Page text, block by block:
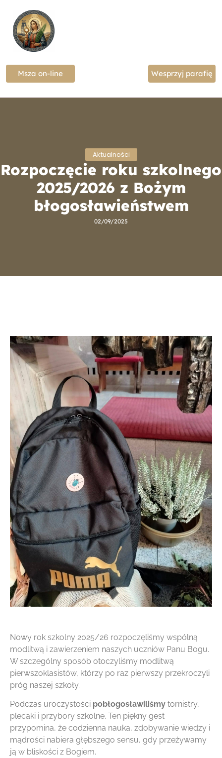
Msza on-line Wesprzyj parafię
Aktualności
Rozpoczęcie roku szkolnego
2025/2026 z Bożym
błogosławieństwem
02/09/2025
Nowy rok szkolny 2025/26 rozpoczęliśmy wspólną
modlitwą i zawierzeniem naszych uczniów Panu Bogu.
W szczególny sposób otoczyliśmy modlitwą
pierwszoklasistów, którzy po raz pierwszy przekroczyli
próg naszej szkoły.
Podczas uroczystości pobłogosławiliśmy tornistry,
plecaki i przybory szkolne. Ten piękny gest
przypomina, że codzienna nauka, zdobywanie wiedzy i
mądrości nabiera głębszego sensu, gdy przeżywamy
ją w bliskości z Bogiem.